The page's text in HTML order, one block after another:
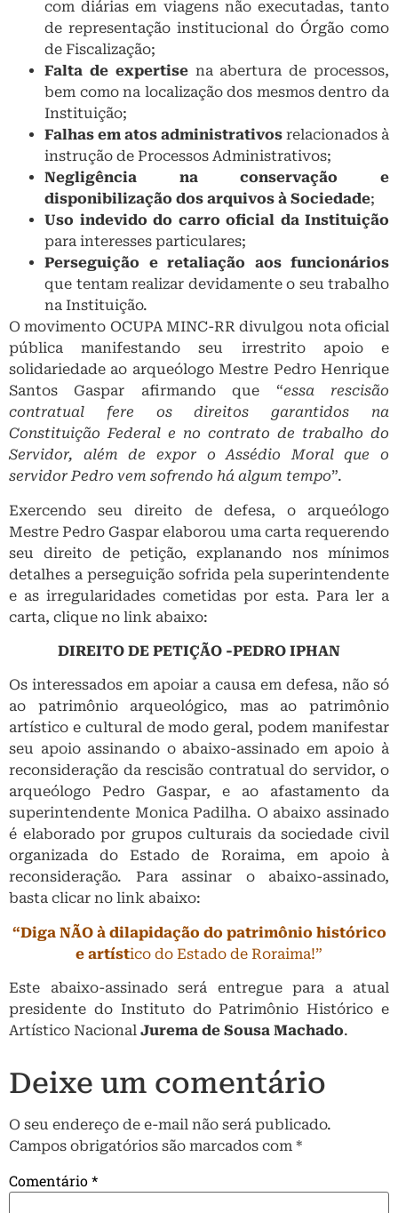
com diárias em viagens não executadas, tanto
de representação institucional do Órgão como
de Fiscalização;
Falta de expertisena abertura de processos,
bem como na localização dos mesmos dentro da
Instituição;
Falhas em atos administrativos relacionados à
instrução de Processos Administrativos;
Negligência na conservação e
disponibilização dos arquivos à Sociedade;
Uso indevido do carro oficial da Instituição
para interesses particulares;
Perseguição e retaliação aos funcionários
que tentam realizar devidamente o seu trabalho
na Instituição.
O movimento OCUPA MINC-RR divulgou nota oficial
pública manifestando seu irrestrito apoio e
solidariedade ao arqueólogo Mestre Pedro Henrique
Santos Gaspar afirmando que “essa rescisão
contratual fere os direitos garantidos na
Constituição Federal e no contrato de trabalho do
Servidor, além de expor o Assédio Moral que o
servidor Pedro vem sofrendo há algum tempo”.
Exercendo seu direito de defesa, o arqueólogo
Mestre Pedro Gaspar elaborou uma carta requerendo
seu direito de petição, explanando nos mínimos
detalhes a perseguição sofrida pela superintendente
e as irregularidades cometidas por esta. Para ler a
carta, clique no link abaixo:
DIREITO DE PETIÇÃO -PEDRO IPHAN
Os interessados em apoiar a causa em defesa, não só
ao patrimônio arqueológico, mas ao patrimônio
artístico e cultural de modo geral, podem manifestar
seu apoio assinando o abaixo-assinado em apoio à
reconsideração da rescisão contratual do servidor, o
arqueólogo Pedro Gaspar, e ao afastamento da
superintendente Monica Padilha. O abaixo assinado
é elaborado por grupos culturais da sociedade civil
organizada do Estado de Roraima, em apoio à
reconsideração. Para assinar o abaixo-assinado,
basta clicar no link abaixo:
“Diga NÃO à dilapidação do patrimônio histórico
e artístico do Estado de Roraima!”
Este abaixo-assinado será entregue para a atual
presidente do Instituto do Patrimônio Histórico e
Artístico Nacional Jurema de Sousa Machado.
Deixe um comentário
O seu endereço de e-mail não será publicado.
Campos obrigatórios são marcados com *
Comentário*